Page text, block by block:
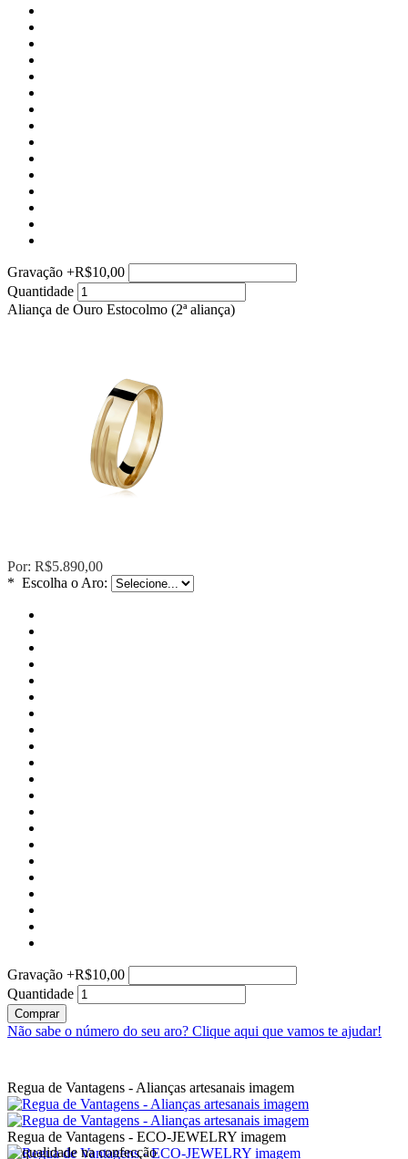
Gravação +R$10,00
Quantidade
Aliança de Ouro Estocolmo (2ª aliança)
Por: R$5.890,00
* Escolha o Aro:
Gravação +R$10,00
Quantidade
Comprar
Não sabe o número do seu aro? Clique aqui que vamos te ajudar!
Regua de Vantagens - Alianças artesanais imagem
Regua de Vantagens - ECO-JEWELRY imagem